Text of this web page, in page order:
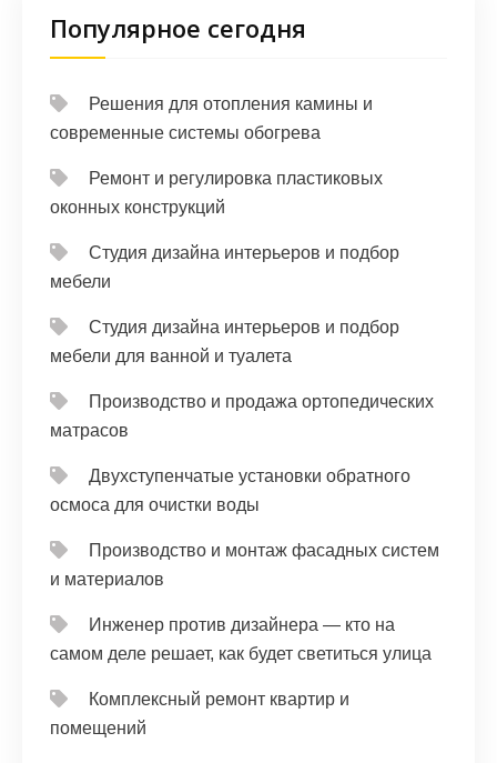
Популярное сегодня
Решения для отопления камины и
современные системы обогрева
Ремонт и регулировка пластиковых
оконных конструкций
Студия дизайна интерьеров и подбор
мебели
Студия дизайна интерьеров и подбор
мебели для ванной и туалета
Производство и продажа ортопедических
матрасов
Двухступенчатые установки обратного
осмоса для очистки воды
Производство и монтаж фасадных систем
и материалов
Инженер против дизайнера — кто на
самом деле решает, как будет светиться улица
Комплексный ремонт квартир и
помещений